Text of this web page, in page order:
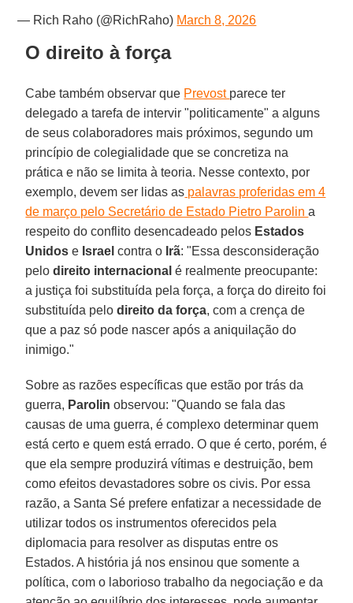
— Rich Raho (@RichRaho) March 8, 2026
O direito à força
Cabe também observar que Prevost parece ter
delegado a tarefa de intervir "politicamente" a alguns
de seus colaboradores mais próximos, segundo um
princípio de colegialidade que se concretiza na
prática e não se limita à teoria. Nesse contexto, por
exemplo, devem ser lidas as palavras proferidas em 4
de março pelo Secretário de Estado Pietro Parolina
respeito do conflito desencadeado pelos Estados
Unidos e Israel contra o Irã: "Essa desconsideração
pelodireito internacional é realmente preocupante:
a justiça foi substituída pela força, a força do direito foi
substituída pelodireito da força, com a crença de
que a paz só pode nascer após a aniquilação do
inimigo."
Sobre as razões específicas que estão por trás da
guerra, Parolin observou: "Quando se fala das
causas de uma guerra, é complexo determinar quem
está certo e quem está errado. O que é certo, porém, é
que ela sempre produzirá vítimas e destruição, bem
como efeitos devastadores sobre os civis. Por essa
razão, a Santa Sé prefere enfatizar a necessidade de
utilizar todos os instrumentos oferecidos pela
diplomacia para resolver as disputas entre os
Estados. A história já nos ensinou que somente a
política, com o laborioso trabalho da negociação e da